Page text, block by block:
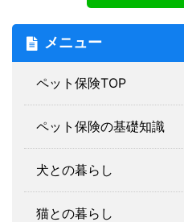
メニュー
ペット保険TOP
ペット保険の基礎知識
犬との暮らし
猫との暮らし